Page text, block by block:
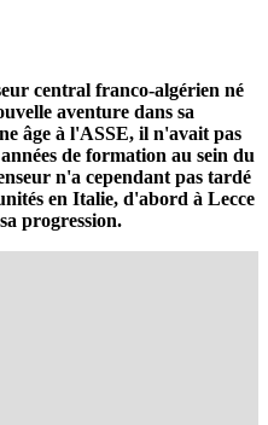
central franco-algérien né
aventure dans sa
âge à l'ASSE, il n'avait pas
de formation au sein du
n'a cependant pas tardé
en Italie, d'abord à Lecce
progression.